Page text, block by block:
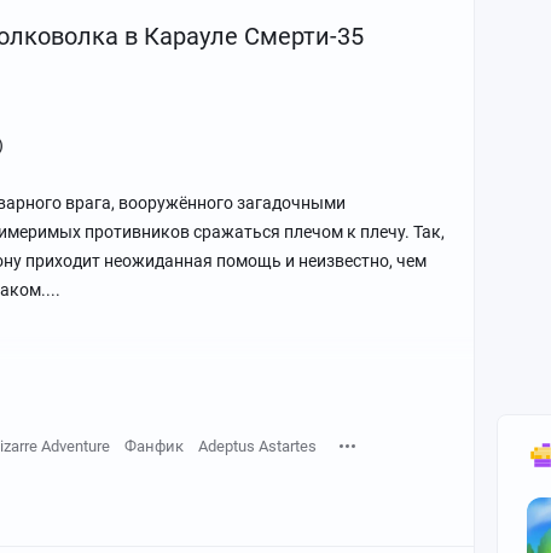
в Карауле Смерти-35
врага, вооружённого загадочными
противников сражаться плечом к плечу. Так,
приходит неожиданная помощь и неизвестно, чем
Adventure Фанфик Adeptus Astartes